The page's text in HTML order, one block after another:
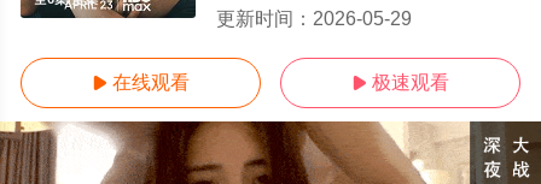
更新时间： 2026-05-29
 在线观看  极速观看